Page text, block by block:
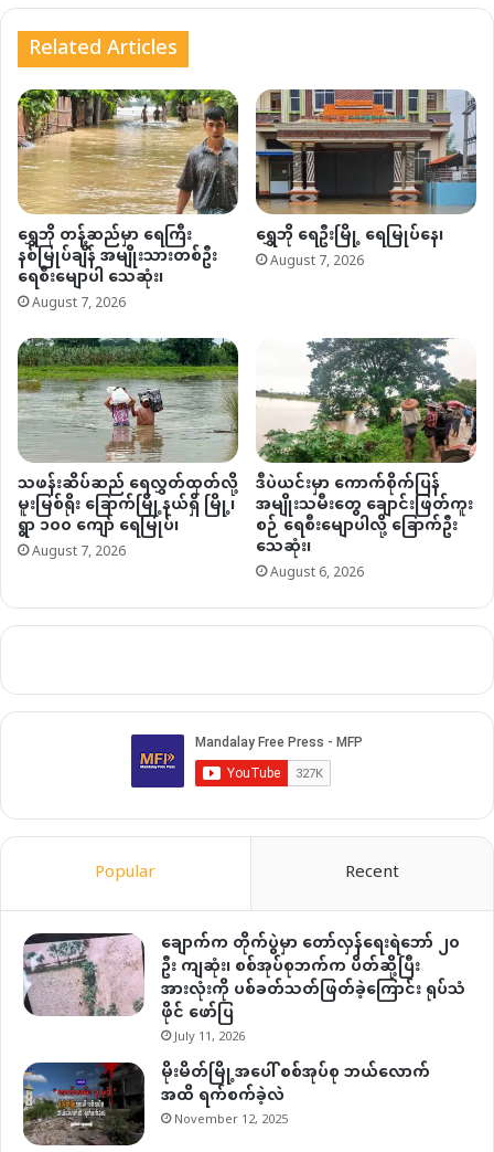
Related Articles
ရွှေဘို တန့်ဆည်မှာ ရေကြီး
နစ်မြုပ်ချိန် အမျိုးသားတစ်ဦး
ရေစီးမျောပါ သေဆုံး၊
August 7, 2026
ရွှေဘို ရေဦးမြို့ ရေမြုပ်နေ၊
August 7, 2026
သဖန်းဆိပ်ဆည် ရေလွှတ်ထုတ်လို့
မူးမြစ်ရိုး ခြောက်မြို့နယ်ရှိ မြို့၊
ရွာ ၁၀၀ ကျော် ရေမြုပ်၊
August 7, 2026
ဒီပဲယင်းမှာ ကောက်စိုက်ပြန်
အမျိုးသမီးတွေ ချောင်းဖြတ်ကူး
စဉ် ရေစီးမျောပါလို့ ခြောက်ဦး
သေဆုံး၊
August 6, 2026
Popular Recent
ချောက်က တိုက်ပွဲမှာ တော်လှန်ရေးရဲဘော် ၂၀
ဦး ကျဆုံး၊ စစ်အုပ်စုဘက်က ပိတ်ဆို့ပြီး
အားလုံးကို ပစ်ခတ်သတ်ဖြတ်ခဲ့ကြောင်း ရုပ်သံ
ဖိုင် ဖော်ပြ
July 11, 2026
မိုးမိတ်မြို့အပေါ် စစ်အုပ်စု ဘယ်လောက်
အထိ ရက်စက်ခဲ့လဲ
November 12, 2025